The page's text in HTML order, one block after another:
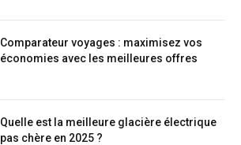
Comparateur voyages : maximisez vos
économies avec les meilleures offres
Quelle est la meilleure glacière électrique
pas chère en 2025 ?